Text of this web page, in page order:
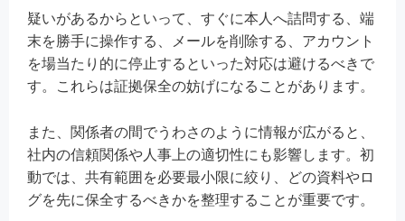
疑いがあるからといって、すぐに本人へ詰問する、端
末を勝手に操作する、メールを削除する、アカウント
を場当たり的に停止するといった対応は避けるべきで
す。これらは証拠保全の妨げになることがあります。
また、関係者の間でうわさのように情報が広がると、
社内の信頼関係や人事上の適切性にも影響します。初
動では、共有範囲を必要最小限に絞り、どの資料やロ
グを先に保全するべきかを整理することが重要です。